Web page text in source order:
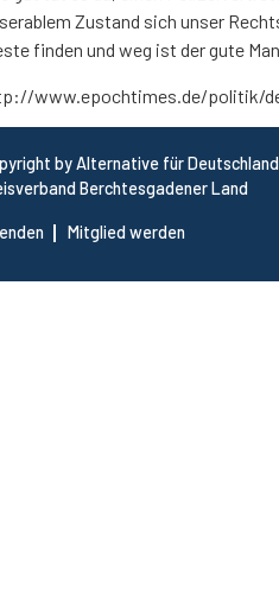
Zustand sich unser
finden und weg ist der gute
www.epochtimes.de/politik/
by Alternative für Deutschland
Berchtesgadener Land
Mitglied werden